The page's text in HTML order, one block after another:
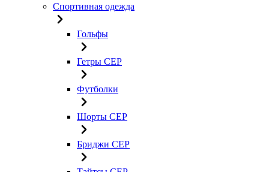
Спортивная одежда
Гольфы
Гетры CEP
Футболки
Шорты CEP
Бриджи CEP